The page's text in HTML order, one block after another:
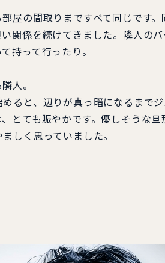
の間取りまですべて同じです。
関係を続けてきました。隣人の
持って行ったり。
人。
と、辺りが真っ暗になるまで
とても賑やかです。優しそうな
ましく思っていました。